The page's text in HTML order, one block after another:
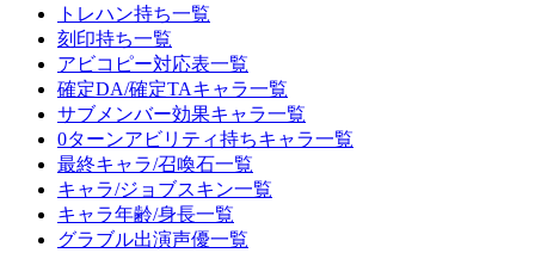
トレハン持ち一覧
刻印持ち一覧
アビコピー対応表一覧
確定DA/確定TAキャラ一覧
サブメンバー効果キャラ一覧
0ターンアビリティ持ちキャラ一覧
最終キャラ/召喚石一覧
キャラ/ジョブスキン一覧
キャラ年齢/身長一覧
グラブル出演声優一覧